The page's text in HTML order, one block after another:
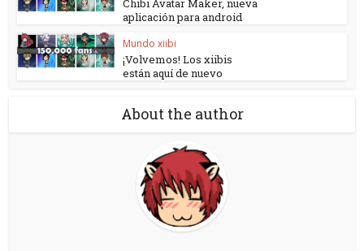
Chibi Avatar Maker, nueva
aplicación para android
Mundo xiibi
¡Volvemos! Los xiibis
están aquí de nuevo
About the author